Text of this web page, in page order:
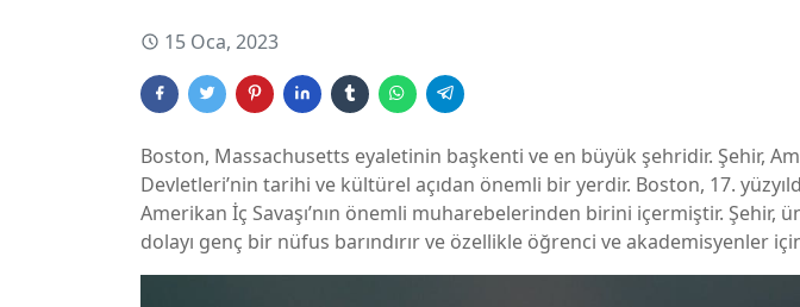
15 Oca, 2023
Boston, Massachusetts eyaletinin başkenti ve en büyük şehridir. Şehir,
Devletleri’nin tarihi ve kültürel açıdan önemli bir yerdir. Boston, 17.
Amerikan İç Savaşı’nın önemli muharebelerinden birini içermiştir. Şehir,
dolayı genç bir nüfus barındırır ve özellikle öğrenci ve akademisyenler